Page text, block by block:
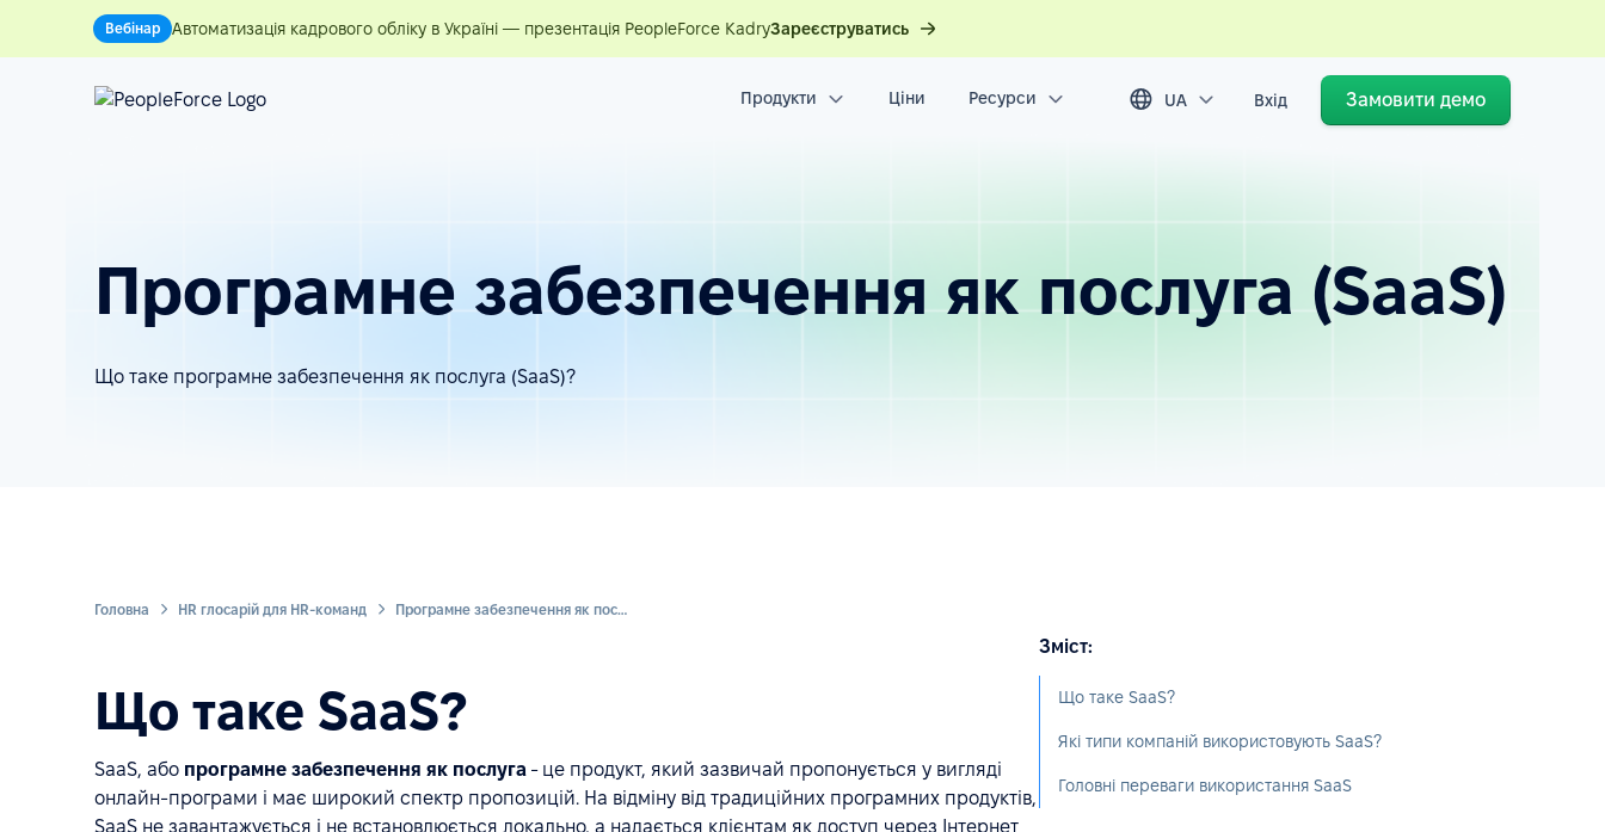
Вебінар Автоматизація кадрового обліку в Україні — презентація PeopleForce KadryЗареєструватись
Продукти Ціни Ресурси UA Вхід Замовити демо
Програмне забезпечення як послуга (SaaS)
Що таке програмне забезпечення як послуга (SaaS)?
Головна HR глосарій для HR-команд Програмне забезпечення як послуга (SaaS)
Що таке SaaS?
SaaS, або програмне забезпечення як послуга - це продукт, який зазвичай пропонується у вигляді
онлайн-програми і має широкий спектр пропозицій. На відміну від традиційних програмних продуктів,
SaaS не завантажується і не встановлюється локально, а надається клієнтам як доступ через Інтернет
Зміст:
Що таке SaaS?
Які типи компаній використовують SaaS?
Головні переваги використання SaaS